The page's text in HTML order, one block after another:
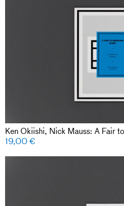
Ken Okiishi, Nick Mauss: A Fair
19,00€